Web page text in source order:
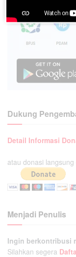
Dukung
Detail Informasi
atau donasi
Menjadi Penulis
Ingin berkontribusi
Silahkan segera